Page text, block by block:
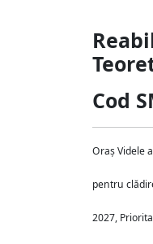
Cod
Oraș Videle
pentru
2027,